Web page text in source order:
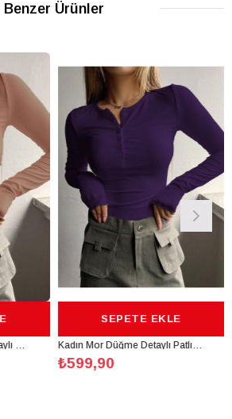
Benzer Ürünler
SEPETE EKLE
Kadın Mor Düğme Detaylı Patlı Düğmeli Bisiklet Yaka Uzun Kollu Fitilli Kaşkorse Bluz Body
SEPETE